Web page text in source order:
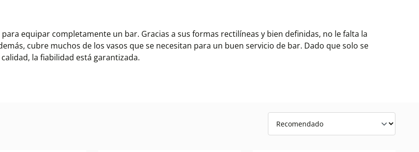
equipar completamente un bar. Gracias a sus formas rectilíneas y bien definidas, no le falta la
cubre muchos de los vasos que se necesitan para un buen servicio de bar. Dado que solo se
la fiabilidad está garantizada.